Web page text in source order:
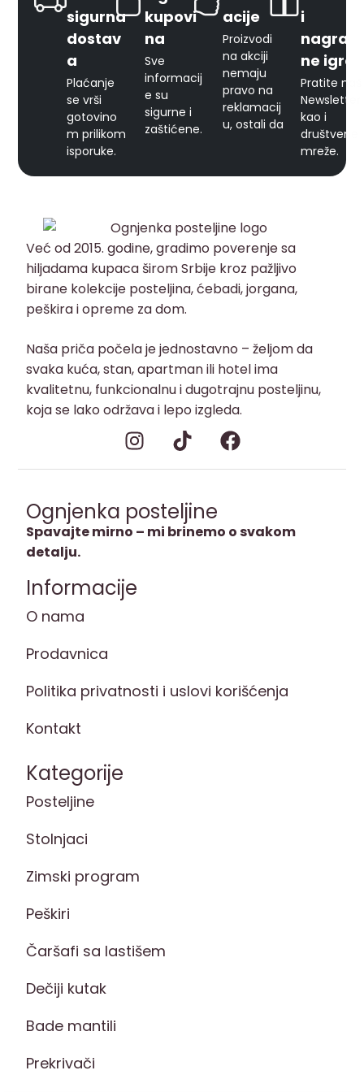
sigurna
dostav
a
Plaćanje
se vrši
gotovino
m prilikom
isporuke.
kupovi
na
Sve
informacij
e su
sigurne i
zaštićene.
acije
Proizvodi
na akciji
nemaju
pravo na
reklamacij
u, ostali da
i
nagrad
ne igre
Pratite naš
Newsletter
kao i
društvene
mreže.
Već od 2015. godine, gradimo poverenje sa
hiljadama kupaca širom Srbije kroz pažljivo
birane kolekcije posteljina, ćebadi, jorgana,
peškira i opreme za dom.
Naša priča počela je jednostavno – željom da
svaka kuća, stan, apartman ili hotel ima
kvalitetnu, funkcionalnu i dugotrajnu posteljinu,
koja se lako održava i lepo izgleda.
Ognjenka posteljine
Spavajte mirno – mi brinemo o svakom
detalju.
Informacije
O nama
Prodavnica
Politika privatnosti i uslovi korišćenja
Kontakt
Kategorije
Posteljine
Stolnjaci
Zimski program
Peškiri
Čaršafi sa lastišem
Dečiji kutak
Bade mantili
Prekrivači